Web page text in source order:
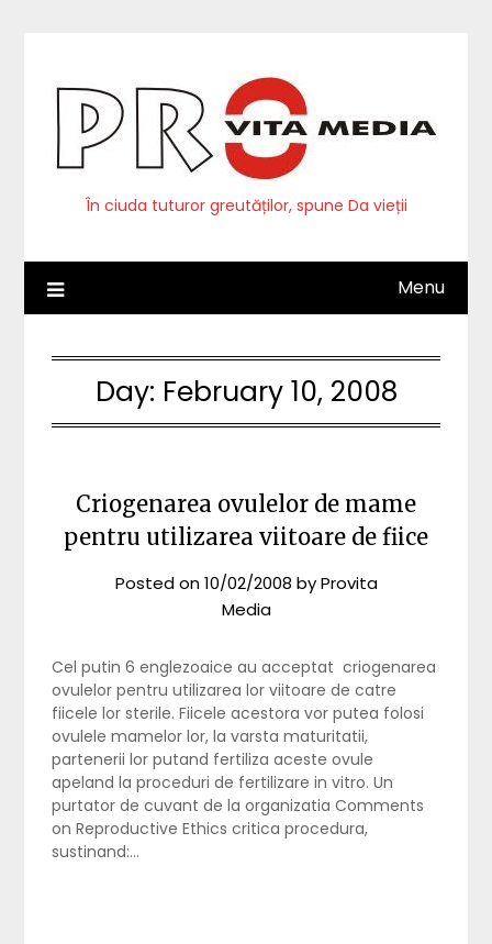
În ciuda tuturor greutăților, spune Da vieții
Menu
Day: February 10, 2008
Criogenarea ovulelor de mame
pentru utilizarea viitoare de fiice
Posted on10/02/2008 byProvita
Media
Cel putin 6 englezoaice au acceptat criogenarea
ovulelor pentru utilizarea lor viitoare de catre
fiicele lor sterile. Fiicele acestora vor putea folosi
ovulele mamelor lor, la varsta maturitatii,
partenerii lor putand fertiliza aceste ovule
apeland la proceduri de fertilizare in vitro. Un
purtator de cuvant de la organizatia Comments
on Reproductive Ethics critica procedura,
sustinand:…